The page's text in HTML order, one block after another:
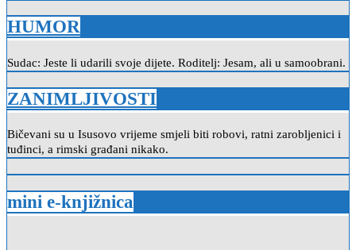
HUMOR
Sudac: Jeste li udarili svoje dijete. Roditelj: Jesam, ali u samoobrani.
ZANIMLJIVOSTI
Bičevani su u Isusovo vrijeme smjeli biti robovi, ratni zarobljenici i
tuđinci, a rimski građani nikako.
mini e-knjižnica